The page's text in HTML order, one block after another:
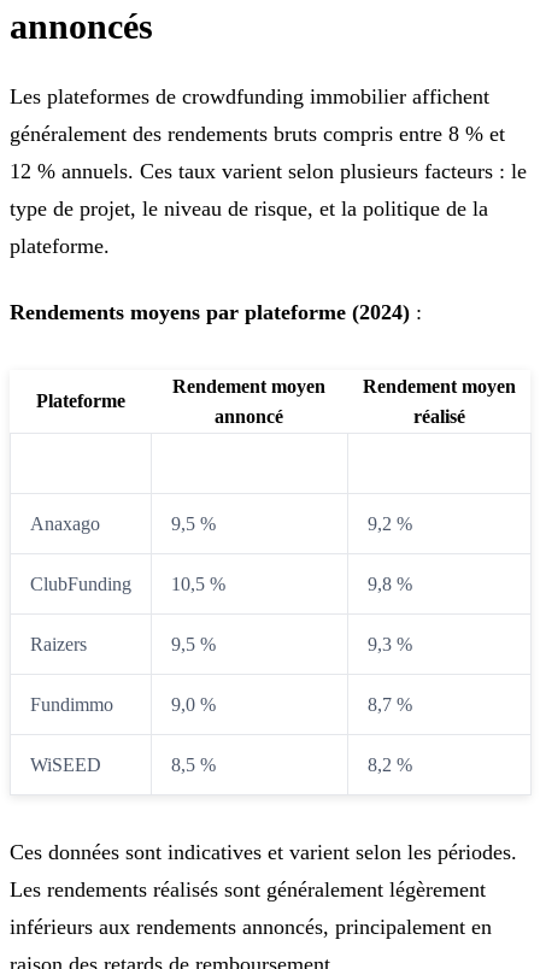
annoncés
Les plateformes de crowdfunding immobilier affichent
généralement des rendements bruts compris entre 8 % et
12 % annuels. Ces taux varient selon plusieurs facteurs : le
type de projet, le niveau de risque, et la politique de la
plateforme.
Rendements moyens par plateforme (2024) :
Plateforme
Rendement moyen
annoncé
Rendement moyen
réalisé
Anaxago 9,5 % 9,2 %
ClubFunding 10,5 % 9,8 %
Raizers 9,5 % 9,3 %
Fundimmo 9,0 % 8,7 %
WiSEED 8,5 % 8,2 %
Ces données sont indicatives et varient selon les périodes.
Les rendements réalisés sont généralement légèrement
inférieurs aux rendements annoncés, principalement en
raison des retards de remboursement.